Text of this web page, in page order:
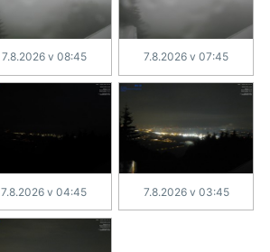
7.8.2026 v 08:45 7.8.2026 v 07:45
7.8.2026 v 04:45 7.8.2026 v 03:45